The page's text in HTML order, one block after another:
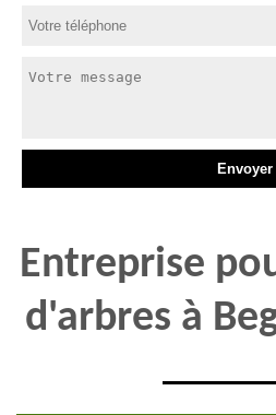
Entreprise
d'arbres à